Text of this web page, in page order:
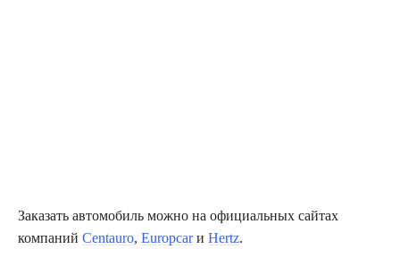
Заказать автомобиль можно на официальных сайтах
компаний Centauro, Europcarи Hertz.